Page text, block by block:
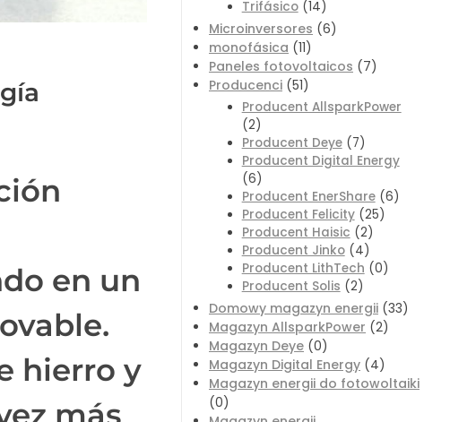
en un
hierro y
más
Trifásico (14)
Microinversores (6)
monofásica (11)
Paneles fotovoltaicos (7)
Producenci (51)
Producent AllsparkPower
(2)
Producent Deye (7)
Producent Digital Energy
(6)
Producent EnerShare (6)
Producent Felicity (25)
Producent Haisic (2)
Producent Jinko (4)
Producent LithTech (0)
Producent Solis (2)
Domowy magazyn energii (33)
Magazyn AllsparkPower (2)
Magazyn Deye (0)
Magazyn Digital Energy (4)
Magazyn energii do fotowoltaiki
(0)